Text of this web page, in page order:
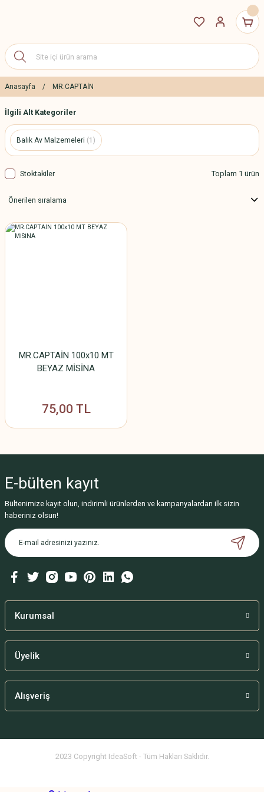
Anasayfa MR.CAPTAİN
İlgili Alt Kategoriler
Balık Av Malzemeleri (1)
Stoktakiler Toplam 1 ürün
MR.CAPTAİN 100x10 MT
BEYAZ MİSİNA
75,00 TL
E-bülten kayıt
Bültenimize kayıt olun, indirimli ürünlerden ve kampanyalardan ilk sizin
haberiniz olsun!
Kurumsal
Üyelik
Alışveriş
2023 Copyright IdeaSoft - Tüm Hakları Saklıdır.